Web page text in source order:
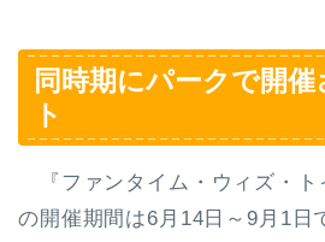
同時期にパークで開
ト
『ファンタイム・ウィズ・ト
の開催期間は6月14日～9月1日